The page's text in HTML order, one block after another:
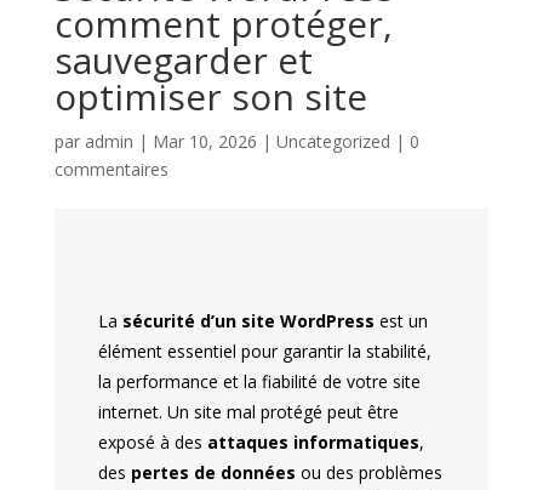
comment protéger,
sauvegarder et
optimiser son site
par admin | Mar 10, 2026 | Uncategorized | 0
commentaires
La sécurité d’un site WordPress est un
élément essentiel pour garantir la stabilité,
la performance et la fiabilité de votre site
internet. Un site mal protégé peut être
exposé à des attaques informatiques,
des pertes de données ou des problèmes